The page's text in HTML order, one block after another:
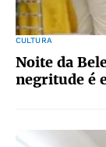
CULTURA
Noite da
negritude é